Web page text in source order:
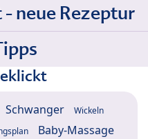
neue Rezeptur
Schwanger Wickeln
Baby-Massage